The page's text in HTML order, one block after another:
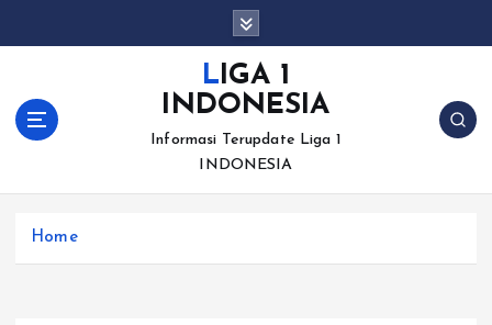
LIGA 1
INDONESIA
Informasi Terupdate Liga 1
INDONESIA
Home